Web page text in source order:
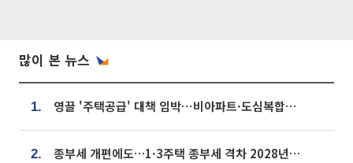
많이 본 뉴스
1. 영끌 '주택공급' 대책 임박⋯비아파트·도심복합까지 총동원
2. 종부세 개편에도…1·3주택 종부세 격차 2028년부터 확대